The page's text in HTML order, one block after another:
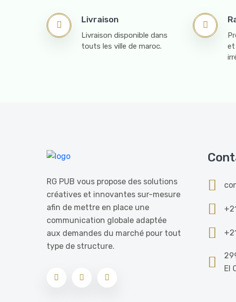
Livraison
Livraison disponible dans
touts les ville de maroc.
et
RG PUB vous propose des solutions
créatives et innovantes sur-mesure
afin de mettre en place une
communication globale adaptée
aux demandes du marché pour tout
type de structure.
El